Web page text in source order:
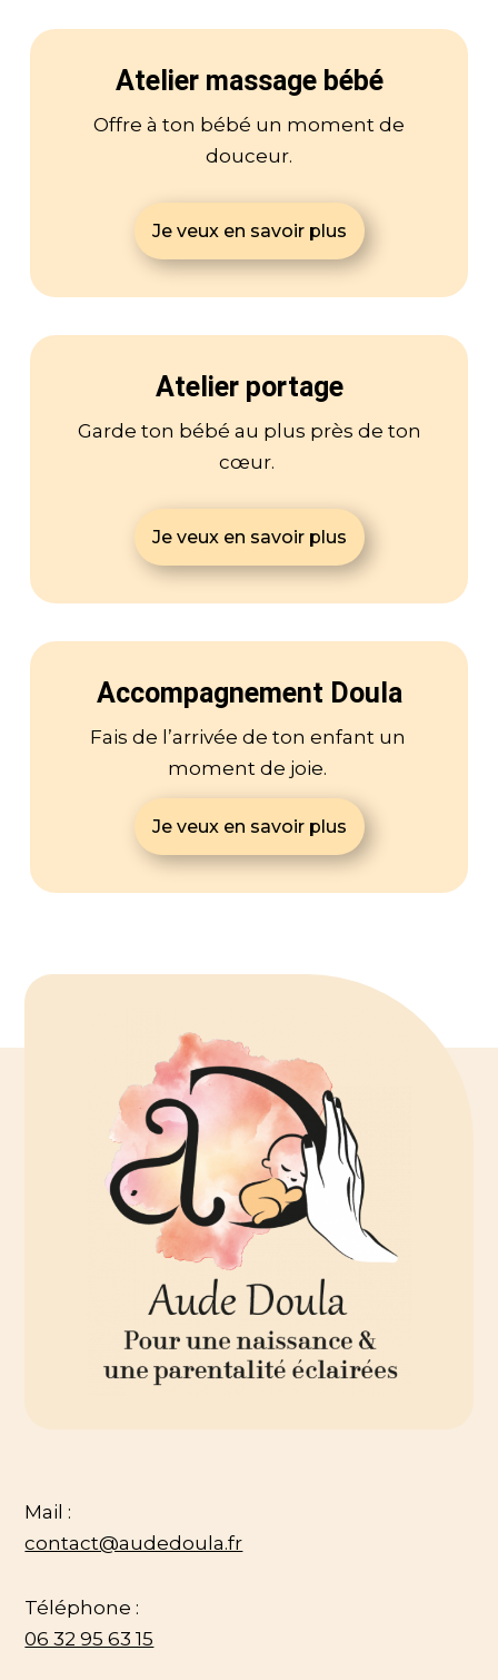
Atelier massage bébé
Offre à ton bébé un moment de
douceur.
Je veux en savoir plus
Atelier portage
Garde ton bébé au plus près de ton
cœur.
Je veux en savoir plus
Accompagnement Doula
Fais de l’arrivée de ton enfant un
moment de joie.
Je veux en savoir plus
Mail :
contact@audedoula.fr
Téléphone :
06 32 95 63 15